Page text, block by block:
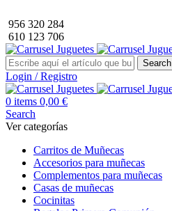
956 320 284
610 123 706
Search
Login / Registro
0 items 0,00 €
Search
Ver categorías
Carritos de Muñecas
Accesorios para muñecas
Complementos para muñecas
Casas de muñecas
Cocinitas